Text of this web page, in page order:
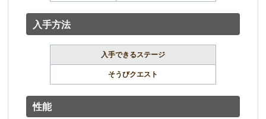
入手方法
入手できるステージ
そうびクエスト
性能